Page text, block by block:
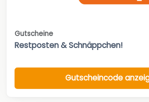
Gutscheine
Restposten & Schnäppchen!
Gutscheincode